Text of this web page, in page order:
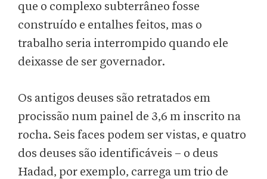
que o complexo subterrâneo fosse
construído e entalhes feitos, mas o
trabalho seria interrompido quando ele
deixasse de ser governador.
Os antigos deuses são retratados em
procissão num painel de 3,6 m inscrito na
rocha. Seis faces podem ser vistas, e quatro
dos deuses são identificáveis – o deus
Hadad, por exemplo, carrega um trio de